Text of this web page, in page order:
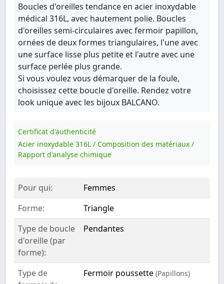
Boucles d'oreilles tendance en acier inoxydable
médical 316L, avec hautement polie. Boucles
d'oreilles semi-circulaires avec fermoir papillon,
ornées de deux formes triangulaires, l'une avec
une surface lisse plus petite et l'autre avec une
surface perlée plus grande.
Si vous voulez vous démarquer de la foule,
choisissez cette boucle d'oreille. Rendez votre
look unique avec les bijoux BALCANO.
Certificat d'authenticité
Acier inoxydable 316L / Composition des matériaux /
Rapport d'analyse chimique
Pour qui:
Femmes
Forme:
Triangle
Type de boucle
d'oreille (par
forme):
Pendantes
Type de
Fermoir poussette (Papillons)